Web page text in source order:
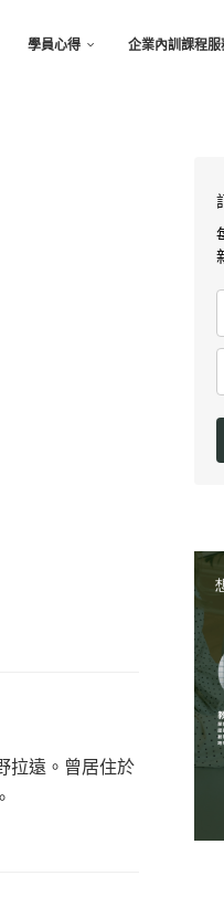
學員心得 企業內訓課程服
拉遠。曾居住於